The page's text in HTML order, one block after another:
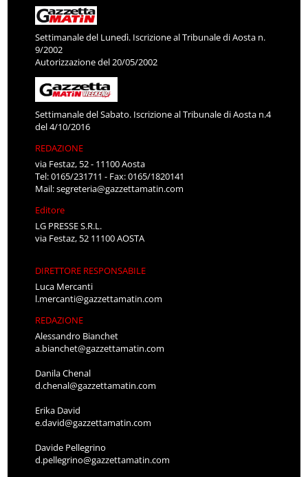
Settimanale del Lunedì. Iscrizione al Tribunale di Aosta n.
9/2002
Autorizzazione del 20/05/2002
Settimanale del Sabato. Iscrizione al Tribunale di Aosta n.4
del 4/10/2016
REDAZIONE
via Festaz, 52 - 11100 Aosta
Tel: 0165/231711 - Fax: 0165/1820141
Mail:segreteria@gazzettamatin.com
Editore
LG PRESSE S.R.L.
via Festaz, 52 11100 AOSTA
DIRETTORE RESPONSABILE
Luca Mercanti
l.mercanti@gazzettamatin.com
REDAZIONE
Alessandro Bianchet
a.bianchet@gazzettamatin.com
Danila Chenal
d.chenal@gazzettamatin.com
Erika David
e.david@gazzettamatin.com
Davide Pellegrino
d.pellegrino@gazzettamatin.com